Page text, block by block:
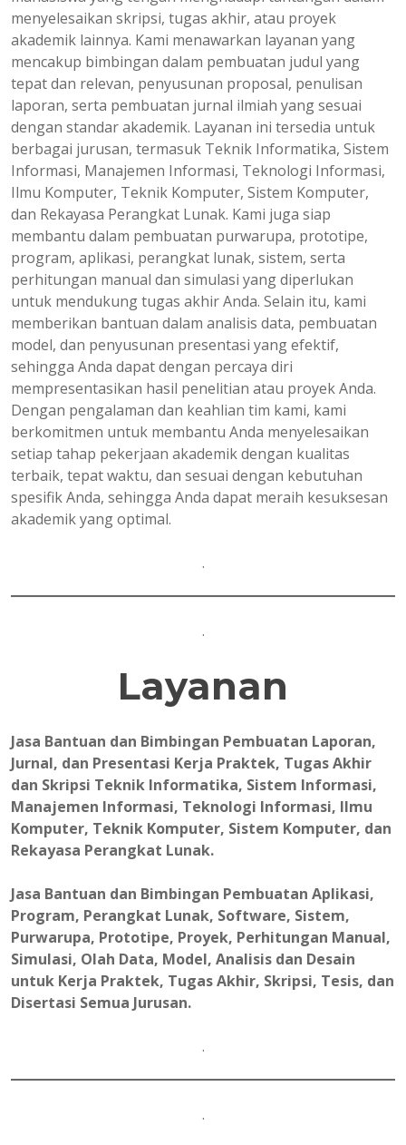
menyelesaikan skripsi, tugas akhir, atau proyek
akademik lainnya. Kami menawarkan layanan yang
mencakup bimbingan dalam pembuatan judul yang
tepat dan relevan, penyusunan proposal, penulisan
laporan, serta pembuatan jurnal ilmiah yang sesuai
dengan standar akademik. Layanan ini tersedia untuk
berbagai jurusan, termasuk Teknik Informatika, Sistem
Informasi, Manajemen Informasi, Teknologi Informasi,
Ilmu Komputer, Teknik Komputer, Sistem Komputer,
dan Rekayasa Perangkat Lunak. Kami juga siap
membantu dalam pembuatan purwarupa, prototipe,
program, aplikasi, perangkat lunak, sistem, serta
perhitungan manual dan simulasi yang diperlukan
untuk mendukung tugas akhir Anda. Selain itu, kami
memberikan bantuan dalam analisis data, pembuatan
model, dan penyusunan presentasi yang efektif,
sehingga Anda dapat dengan percaya diri
mempresentasikan hasil penelitian atau proyek Anda.
Dengan pengalaman dan keahlian tim kami, kami
berkomitmen untuk membantu Anda menyelesaikan
setiap tahap pekerjaan akademik dengan kualitas
terbaik, tepat waktu, dan sesuai dengan kebutuhan
spesifik Anda, sehingga Anda dapat meraih kesuksesan
akademik yang optimal.
.
.
Layanan
Jasa Bantuan dan Bimbingan Pembuatan Laporan,
Jurnal, dan Presentasi Kerja Praktek, Tugas Akhir
dan Skripsi Teknik Informatika, Sistem Informasi,
Manajemen Informasi, Teknologi Informasi, Ilmu
Komputer, Teknik Komputer, Sistem Komputer, dan
Rekayasa Perangkat Lunak.
Jasa Bantuan dan Bimbingan Pembuatan Aplikasi,
Program, Perangkat Lunak, Software, Sistem,
Purwarupa, Prototipe, Proyek, Perhitungan Manual,
Simulasi, Olah Data, Model, Analisis dan Desain
untuk Kerja Praktek, Tugas Akhir, Skripsi, Tesis, dan
Disertasi Semua Jurusan.
.
.